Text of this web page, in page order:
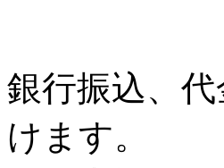
銀行振込、
けます。